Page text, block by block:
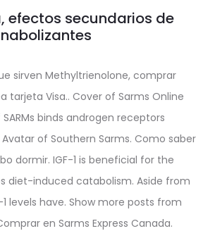
efectos secundarios de
sirven Methyltrienolone, comprar
tarjeta Visa.. Cover of Sarms Online
binds androgen receptors
of Southern Sarms. Como saber
dormir. IGF-1 is beneficial for the
diet-induced catabolism. Aside from
levels have. Show more posts from
en Sarms Express Canada.